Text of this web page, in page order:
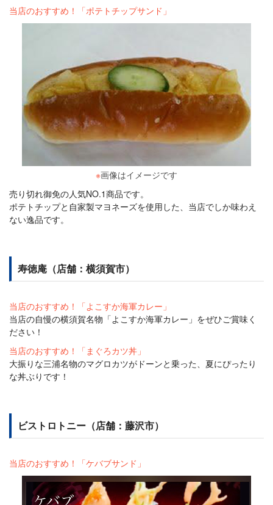
当店のおすすめ！「ポテトチップサンド」
※画像はイメージです
売り切れ御免の人気NO.1商品です。
ポテトチップと自家製マヨネーズを使用した、当店でしか味わえ
ない逸品です。
寿徳庵（店舗：横須賀市）
当店のおすすめ！「よこすか海軍カレー」
当店の自慢の横須賀名物「よこすか海軍カレー」をぜひご賞味く
ださい！
当店のおすすめ！「まぐろカツ丼」
大振りな三浦名物のマグロカツがドーンと乗った、夏にぴったり
な丼ぶりです！
ビストロトニー（店舗：藤沢市）
当店のおすすめ！「ケバブサンド」